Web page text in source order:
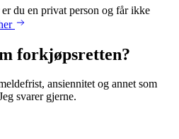
du en privat person og får ikke
forkjøpsretten?
ansiennitet og annet som
svarer gjerne.